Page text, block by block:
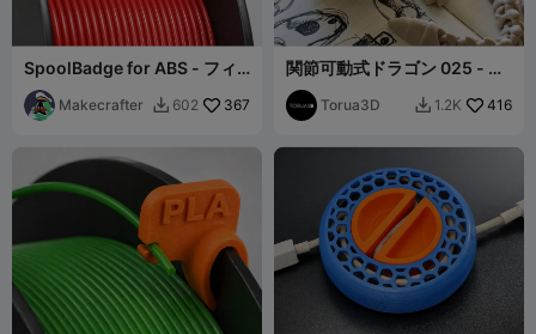
SpoolBadge for ABS - フィ
ラメントIDクリップ
Makecrafter  602 367
関節可動式ドラゴン 025 - ス
ケルトン
Torua3D  1.2K 416